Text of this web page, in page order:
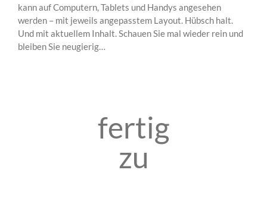
kann auf Computern, Tablets und Handys angesehen
werden – mit jeweils angepasstem Layout. Hübsch halt.
Und mit aktuellem Inhalt. Schauen Sie mal wieder rein und
bleiben Sie neugierig…
fertig
zu